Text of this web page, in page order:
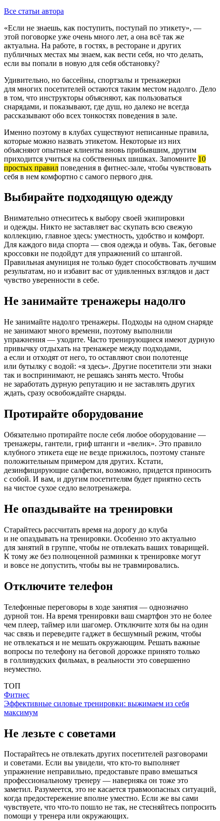
Все статьи автора
«Если не знаешь, как поступить, поступай по этикету», —
этой поговорке уже очень много лет, а она всё так же
актуальна. На работе, в гостях, в ресторане и других
публичных местах мы знаем, как вести себя, но что делать,
если вы попали в новую для себя обстановку?
Удивительно, но бассейны, спортзалы и тренажерки
для многих посетителей остаются таким местом надолго. Дело
в том, что инструкторы объясняют, как пользоваться
снарядами, и показывают, где душ, но далеко не всегда
рассказывают обо всех тонкостях поведения в зале.
Именно поэтому в клубах существуют неписанные правила,
которые можно назвать этикетом. Некоторые из них
объясняют опытные клиенты вновь прибывшим, другим
приходится учиться на собственных шишках. Запомните 10
простых правил поведения в фитнес-зале, чтобы чувствовать
себя в нем комфортно с самого первого дня.
Выбирайте подходящую одежду
Внимательно отнеситесь к выбору своей экипировки
и одежды. Никто не заставляет вас скупать всю свежую
коллекцию, главное здесь: уместность, удобство и комфорт.
Для каждого вида спорта — своя одежда и обувь. Так, беговые
кроссовки не подойдут для упражнений со штангой.
Правильная амуниция не только будет способствовать лучшим
результатам, но и избавит вас от удивленных взглядов и даст
чувство уверенности в себе.
Не занимайте тренажеры надолго
Не занимайте надолго тренажеры. Подходы на одном снаряде
не занимают много времени, поэтому выполнили
упражнения — уходите. Часто тренирующиеся имеют дурную
привычку отдыхать на тренажере между подходами,
а если и отходят от него, то оставляют свои полотенце
или бутылку с водой: «я здесь». Другие посетители эти знаки
так и воспринимают, не решаясь занять место. Чтобы
не заработать дурную репутацию и не заставлять других
ждать, сразу освобождайте снаряды.
Протирайте оборудование
Обязательно протирайте после себя любое оборудование —
тренажеры, гантели, гриф штанги и «велик». Это правило
клубного этикета еще не везде прижилось, поэтому станьте
положительным примером для других. Кстати,
дезинфицирующие салфетки, возможно, придется приносить
с собой. И вам, и другим посетителям будет приятно сесть
на чистое сухое седло велотренажера.
Не опаздывайте на тренировки
Старайтесь рассчитать время на дорогу до клуба
и не опаздывать на тренировки. Особенно это актуально
для занятий в группе, чтобы не отвлекать ваших товарищей.
К тому же без полноценной разминки к тренировке могут
и вовсе не допустить, чтобы вы не травмировались.
Отключите телефон
Телефонные переговоры в ходе занятия — однозначно
дурной тон. На время тренировки ваш смартфон это не более
чем плеер, таймер или шагомер. Отключите хотя бы на один
час связь и переведите гаджет в бесшумный режим, чтобы
не отвлекаться и не мешать окружающим. Решать важные
вопросы по телефону на беговой дорожке принято только
в голливудских фильмах, в реальности это совершенно
неуместно.
ТОП
Фитнес
Эффективные силовые тренировки: выжимаем из себя
максимум
Не лезьте с советами
Постарайтесь не отвлекать других посетителей разговорами
и советами. Если вы увидели, что кто-то выполняет
упражнение неправильно, предоставьте право вмешаться
профессиональному тренеру — наверняка он тоже это
заметил. Разумеется, это не касается травмоопасных ситуаций,
когда предостережение вполне уместно. Если же вы сами
чувствуете, что что-то пошло не так, не стесняйтесь попросить
помощи у тренера или окружающих.